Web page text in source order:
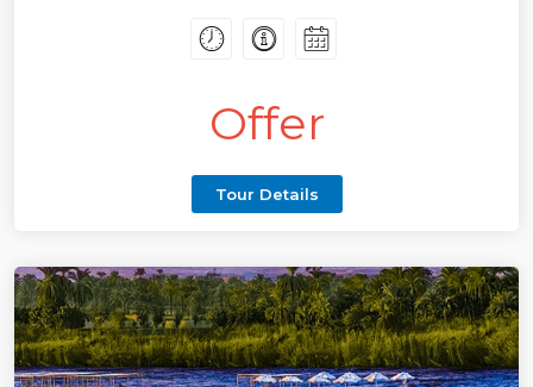
Ora, Offerte e prezzi speciali per tutti i tour
Offer
Tour Details